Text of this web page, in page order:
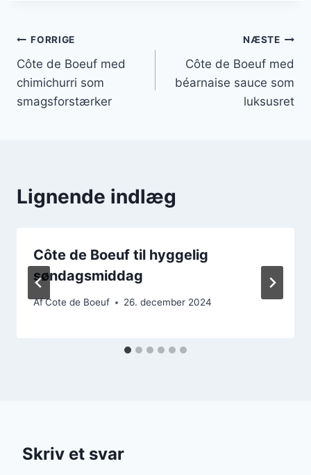
Indlægsnavigation
FORRIGE
Côte de Boeuf med
chimichurri som
smagsforstærker
NÆSTE
Côte de Boeuf med
béarnaise sauce som
luksusret
Lignende indlæg
Côte de Boeuf til hyggelig
søndagsmiddag
AfCote de Boeuf 26. december 2024
Skriv et svar